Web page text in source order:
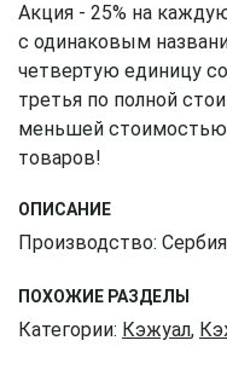
Акция - 25% на
с одинаковым
четвертую единицу
третья по полной
меньшей
товаров!
ОПИСАНИЕ
Производство: Сербия
ПОХОЖИЕ РАЗДЕЛЫ
Категории: Кэжуал,